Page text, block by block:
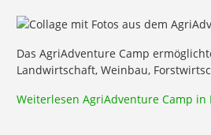
Das AgriAdventure Camp
Landwirtschaft, Weinbau,
Weiterlesen AgriAdventure Camp in